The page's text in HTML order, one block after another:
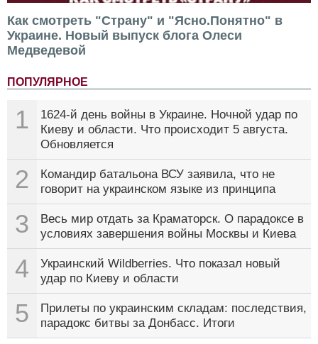
Как смотреть "Страну" и "Ясно.Понятно" в
Украине. Новый выпуск блога Олеси
Медведевой
ПОПУЛЯРНОЕ
1
1624-й день войны в Украине. Ночной удар по
Киеву и области. Что происходит 5 августа.
Обновляется
2
Командир батальона ВСУ заявила, что не
говорит на украинском языке из принципа
3
Весь мир отдать за Краматорск. О парадоксе в
условиях завершения войны Москвы и Киева
4
Украинский Wildberries. Что показал новый
удар по Киеву и области
5
Прилеты по украинским складам: последствия,
парадокс битвы за Донбасс. Итоги